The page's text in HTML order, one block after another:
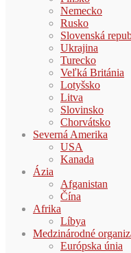
Nemecko
Rusko
Slovenská
Ukrajina
Turecko
Veľká Británia
Lotyšsko
Litva
Slovinsko
Chorvátsko
Severná Amerika
USA
Kanada
Ázia
Afganistan
Čína
Afrika
Líbya
Medzinárodné
Európska únia